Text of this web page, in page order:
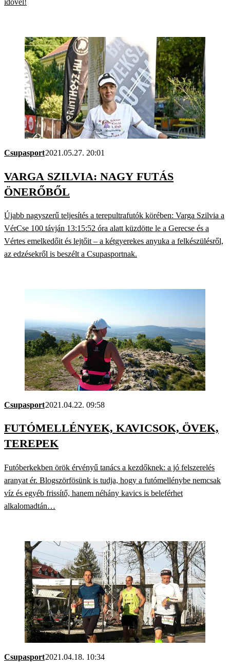
idővel!
Csupasport2021.05.27. 20:01
VARGA SZILVIA: NAGY FUTÁS
ÖNERŐBŐL
Újabb nagyszerű teljesítés a terepultrafutók körében: Varga Szilvia a
VérCse 100 távján 13:15:52 óra alatt küzdötte le a Gerecse és a
Vértes emelkedőit és lejtőit – a kétgyerekes anyuka a felkészülésről,
az edzésekről is beszélt a Csupasportnak.
Csupasport2021.04.22. 09:58
FUTÓMELLÉNYEK, KAVICSOK, ÖVEK,
TEREPEK
Futóberkekben örök érvényű tanács a kezdőknek: a jó felszerelés
aranyat ér. Blogszörfösünk is tudja, hogy a futómellénybe nemcsak
víz és egyéb frissítő, hanem néhány kavics is beleférhet
alkalomadtán…
Csupasport2021.04.18. 10:34